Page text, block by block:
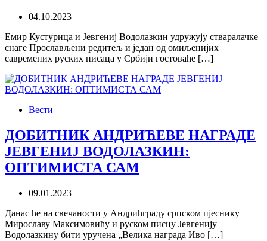
04.10.2023
Емир Кустурица и Јевгениј Водолазкин удружују стваралачке
снаге Прослављени редитељ и један од омиљенијих
савремених руских писаца у Србији гостоваће […]
Вести
ДОБИТНИК АНДРИЋЕВЕ НАГРАДЕ
ЈЕВГЕНИЈ ВОДОЛАЗКИН:
ОПТИМИСТА САМ
09.01.2023
Данас ће на свечаности у Андрићграду српском пјеснику
Мирославу Максимовићу и руском писцу Јевгенију
Водолазкину бити уручена „Велика награда Иво […]